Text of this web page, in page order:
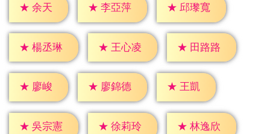
★ 余天 ★ 李亞萍 ★ 邱瓈寬
★ 楊丞琳 ★ 王心凌 ★ 田路路
★ 廖峻 ★ 廖錦德 ★ 王凱
★ 吳宗憲 ★ 徐莉玲 ★ 林逸欣